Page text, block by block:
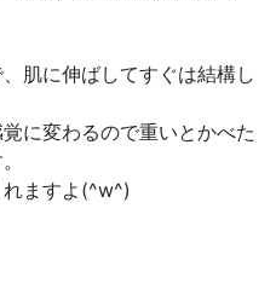
肌に伸ばしてすぐは結構し
に変わるので重いとかべた
ますよ(^w^)